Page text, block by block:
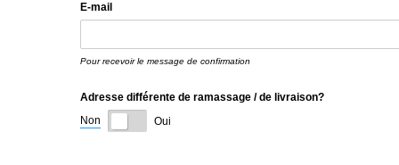
E-mail
Pour recevoir le message de confirmation
Adresse différente de ramassage /​ de livraison?
Non
Oui